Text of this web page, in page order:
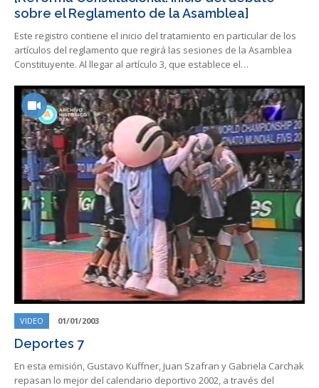
sobre el Reglamento de la Asamblea]
Este registro contiene el inicio del tratamiento en particular de los
artículos del reglamento que regirá las sesiones de la Asamblea
Constituyente. Al llegar al artículo 3, que establece el…
VIDEO 01/01/2003
Deportes 7
En esta emisión, Gustavo Kuffner, Juan Szafran y Gabriela Carchak
repasan lo mejor del calendario deportivo 2002, a través del